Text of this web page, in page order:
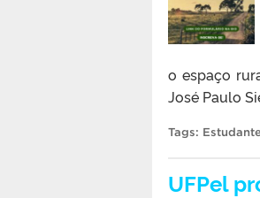
o espaço
José Paulo
Tags:
UFPel